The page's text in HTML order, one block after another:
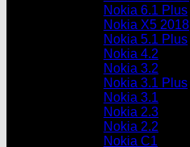
Nokia 6.1 Plus
Nokia X5 2018
Nokia 5.1 Plus
Nokia 4.2
Nokia 3.2
Nokia 3.1 Plus
Nokia 3.1
Nokia 2.3
Nokia 2.2
Nokia C1